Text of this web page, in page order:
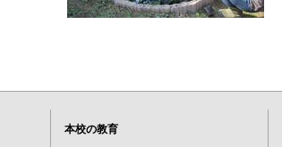
本校の教育